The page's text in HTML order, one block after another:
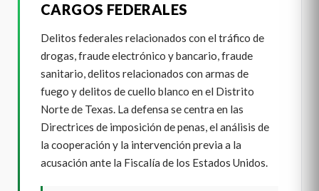
CARGOS FEDERALES
Delitos federales relacionados con el tráfico de
drogas, fraude electrónico y bancario, fraude
sanitario, delitos relacionados con armas de
fuego y delitos de cuello blanco en el Distrito
Norte de Texas. La defensa se centra en las
Directrices de imposición de penas, el análisis de
la cooperación y la intervención previa a la
acusación ante la Fiscalía de los Estados Unidos.